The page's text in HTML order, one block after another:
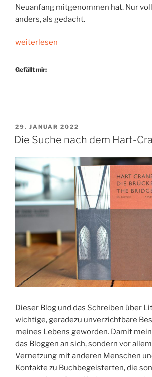
Neuanfang mitgenommen hat. Nur
anders, als gedacht.
„Eine
als
weiterlesen
Gefällt mir:
VERÖFFENTLICHT
AM
29. JANUAR 2022
Die Suche nach dem Hart-
Dieser Blog und das Schreiben über
wichtige, geradezu unverzichtbare
meines Lebens geworden. Damit
das Bloggen an sich, sondern vor
Vernetzung mit anderen Menschen
Kontakte zu Buchbegeisterten, die